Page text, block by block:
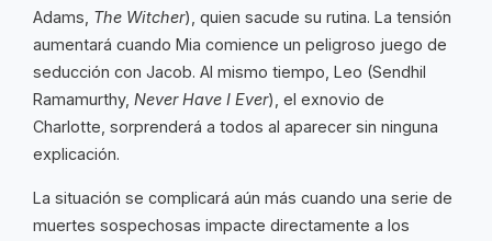
Adams, The Witcher), quien sacude su rutina. La tensión
aumentará cuando Mia comience un peligroso juego de
seducción con Jacob. Al mismo tiempo, Leo (Sendhil
Ramamurthy, Never Have I Ever), el exnovio de
Charlotte, sorprenderá a todos al aparecer sin ninguna
explicación.
La situación se complicará aún más cuando una serie de
muertes sospechosas impacte directamente a los